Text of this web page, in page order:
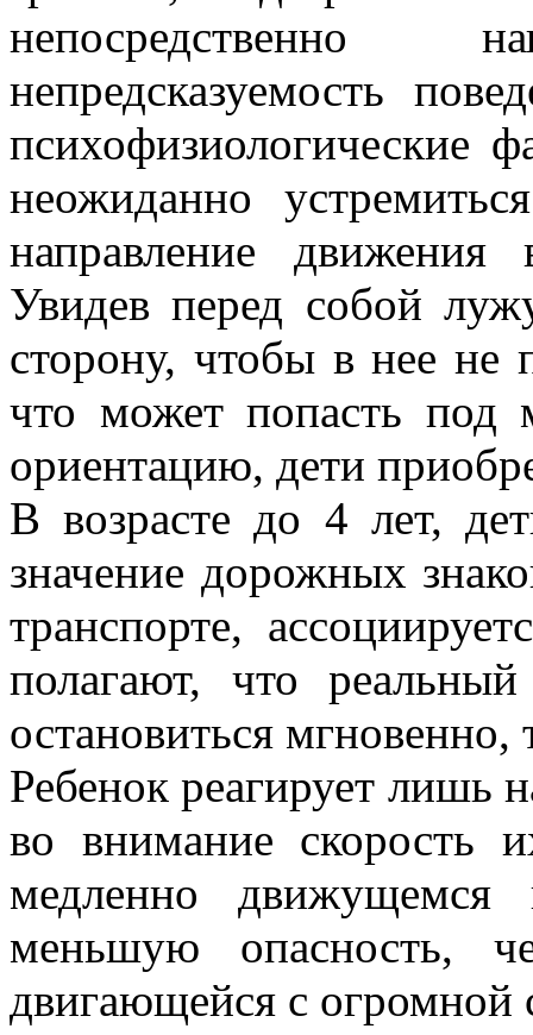
непосредственно
непредсказуемость
психофизиологические
неожиданно
направление
Увидев перед собой
сторону, чтобы в нее не
что может попасть
ориентацию, дети
В возрасте до 4 лет,
значение дорожных
транспорте,
полагают, что
остановиться
Ребенок реагирует лишь
во внимание скорость
медленно движущемся
меньшую опасность,
двигающейся с огромной